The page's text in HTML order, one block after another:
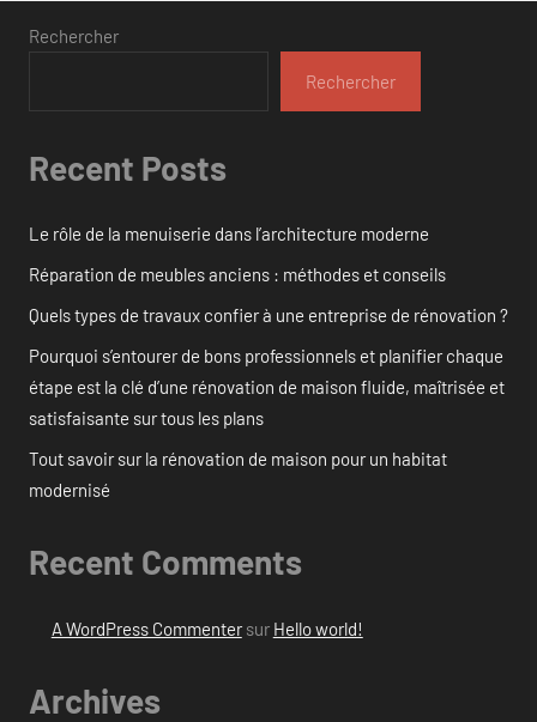
Rechercher
Rechercher
Recent Posts
Le rôle de la menuiserie dans l’architecture moderne
Réparation de meubles anciens : méthodes et conseils
Quels types de travaux confier à une entreprise de rénovation ?
Pourquoi s’entourer de bons professionnels et planifier chaque
étape est la clé d’une rénovation de maison fluide, maîtrisée et
satisfaisante sur tous les plans
Tout savoir sur la rénovation de maison pour un habitat
modernisé
Recent Comments
A WordPress Commentersur Hello world!
Archives